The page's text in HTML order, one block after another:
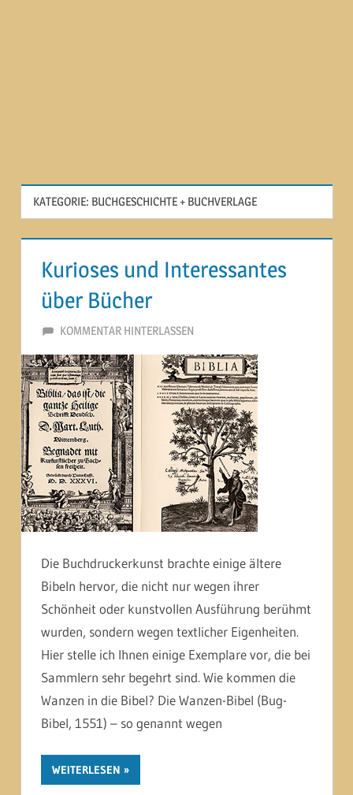
KATEGORIE: BUCHGESCHICHTE + BUCHVERLAGE
Kurioses und Interessantes
über Bücher
3. JULI 2014
MARTINA BERG
KOMMENTAR HINTERLASSEN
Die Buchdruckerkunst brachte einige ältere
Bibeln hervor, die nicht nur wegen ihrer
Schönheit oder kunstvollen Ausführung berühmt
wurden, sondern wegen textlicher Eigenheiten.
Hier stelle ich Ihnen einige Exemplare vor, die bei
Sammlern sehr begehrt sind. Wie kommen die
Wanzen in die Bibel? Die Wanzen-Bibel (Bug-
Bibel, 1551) – so genannt wegen
WEITERLESEN